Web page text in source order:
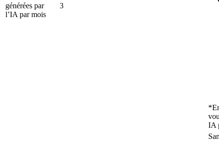
générées par
l’IA par mois
3
IA